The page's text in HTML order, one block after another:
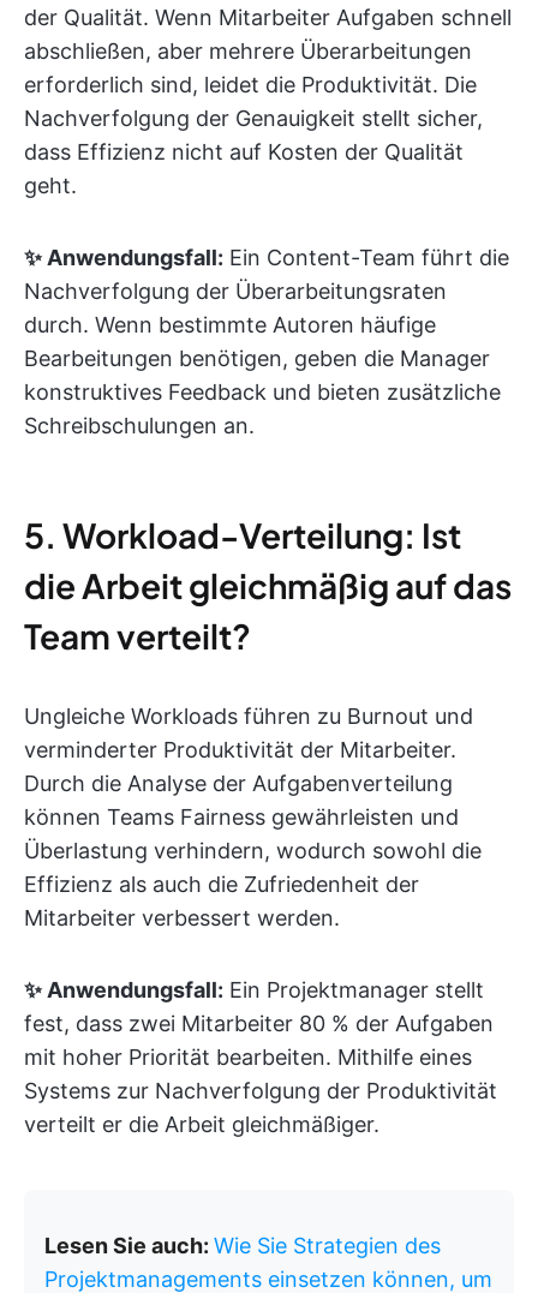
der Qualität. Wenn Mitarbeiter Aufgaben schnell
abschließen, aber mehrere Überarbeitungen
erforderlich sind, leidet die Produktivität. Die
Nachverfolgung der Genauigkeit stellt sicher,
dass Effizienz nicht auf Kosten der Qualität
geht.
✨ Anwendungsfall: Ein Content-Team führt die
Nachverfolgung der Überarbeitungsraten
durch. Wenn bestimmte Autoren häufige
Bearbeitungen benötigen, geben die Manager
konstruktives Feedback und bieten zusätzliche
Schreibschulungen an.
5. Workload-Verteilung: Ist
die Arbeit gleichmäßig auf das
Team verteilt?
Ungleiche Workloads führen zu Burnout und
verminderter Produktivität der Mitarbeiter.
Durch die Analyse der Aufgabenverteilung
können Teams Fairness gewährleisten und
Überlastung verhindern, wodurch sowohl die
Effizienz als auch die Zufriedenheit der
Mitarbeiter verbessert werden.
✨ Anwendungsfall: Ein Projektmanager stellt
fest, dass zwei Mitarbeiter 80 % der Aufgaben
mit hoher Priorität bearbeiten. Mithilfe eines
Systems zur Nachverfolgung der Produktivität
verteilt er die Arbeit gleichmäßiger.
Lesen Sie auch: Wie Sie Strategien des
Projektmanagements einsetzen können, um